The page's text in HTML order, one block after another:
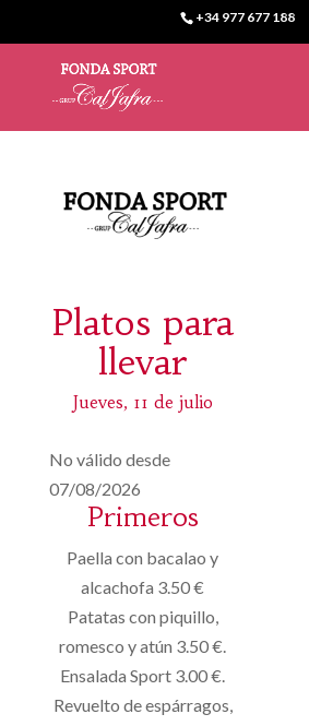
+34 977 677 188
Platos para
llevar
Jueves, 11 de julio
No válido desde
07/08/2026
Primeros
Paella con bacalao y
alcachofa 3.50 €
Patatas con piquillo,
romesco y atún 3.50 €.
Ensalada Sport 3.00 €.
Revuelto de espárragos,